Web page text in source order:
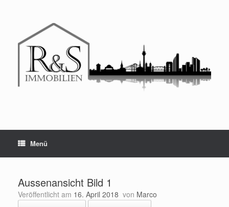
Menü
Aussenansicht Bild 1
Veröffentlicht am 16. April 2018 von Marco